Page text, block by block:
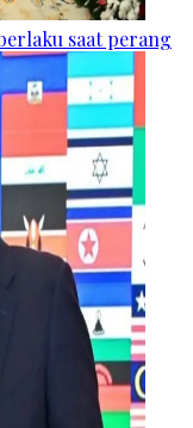
saat perang